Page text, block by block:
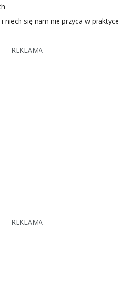
niech się nam nie przyda w praktyce
REKLAMA
REKLAMA